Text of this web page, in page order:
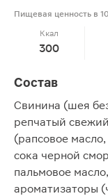
Пищевая ценность в
Ккал
300
Состав
Свинина (шея
репчатый
(рапсовое
сока черной
пальмовое
ароматизаторы